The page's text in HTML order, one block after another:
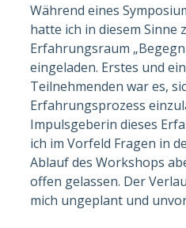
Während eines
hatte ich in diesem Sinne
Erfahrungsraum
eingeladen. Erstes und
Teilnehmenden war es,
Erfahrungsprozess
Impulsgeberin dieses
ich im Vorfeld Fragen in
Ablauf des Workshops
offen gelassen. Der
mich ungeplant und